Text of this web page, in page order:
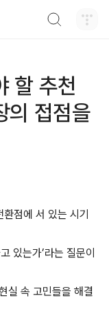
할 추천
의 접점을
점에 서 있는 시기
있는가’라는 질문이
실 속 고민들을 해결